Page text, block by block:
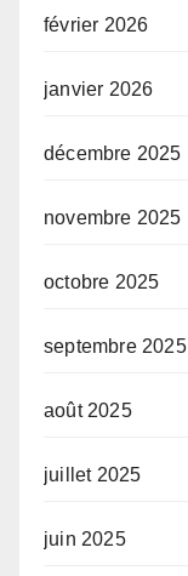
février 2026
janvier 2026
décembre 2025
novembre 2025
octobre 2025
septembre 2025
août 2025
juillet 2025
juin 2025